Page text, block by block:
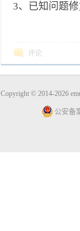
3、已知问题修
评论
Copyright © 2014-2026
公安备